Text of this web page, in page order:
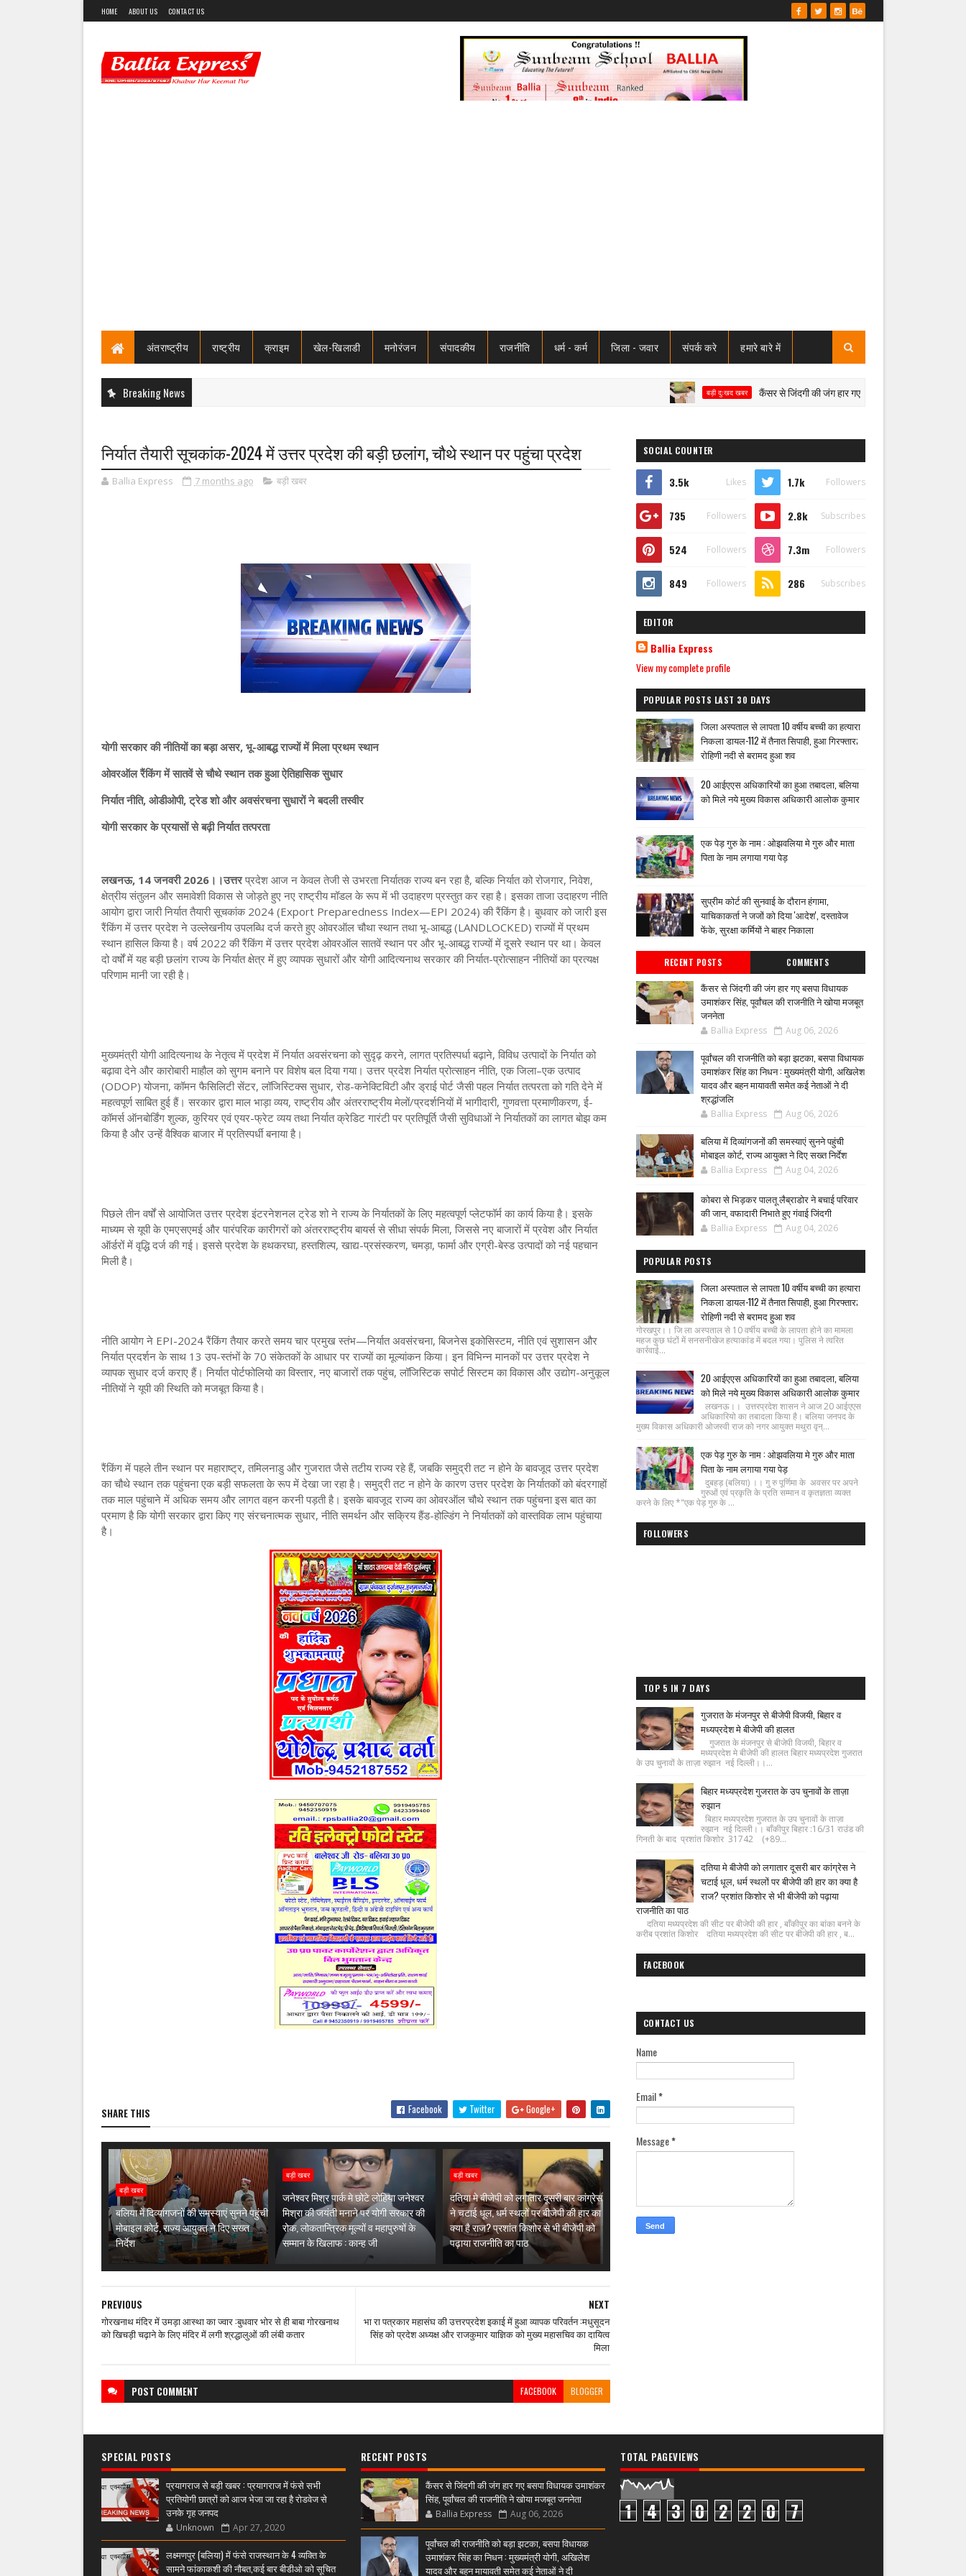
HOME ABOUT US CONTACT US
अंतराष्ट्रीय राष्ट्रीय क्राइम खेल-खिलाडी मनोरंजन संपादकीय राजनीति धर्म - कर्म जिला - जवार संपर्क करे हमारे बारे में
Breaking News बड़ी दुःखद खबर कैंसर से जिंदगी की जंग हार गए बसपा विधायक उमाशंकर सिंह, पूर्वांचल
निर्यात तैयारी सूचकांक-2024 में उत्तर प्रदेश की बड़ी छलांग, चौथे स्थान पर पहुंचा प्रदेश
Ballia Express 7 months ago बड़ी खबर
योगी सरकार की नीतियों का बड़ा असर, भू-आबद्ध राज्यों में मिला प्रथम स्थान
ओवरऑल रैंकिंग में सातवें से चौथे स्थान तक हुआ ऐतिहासिक सुधार
निर्यात नीति, ओडीओपी, ट्रेड शो और अवसंरचना सुधारों ने बदली तस्वीर
योगी सरकार के प्रयासों से बढ़ी निर्यात तत्परता
लखनऊ, 14 जनवरी 2026।।उत्तरप्रदेश आज न केवल तेजी से उभरता निर्यातक राज्य बन रहा है, बल्कि निर्यात को रोजगार, निवेश,
क्षेत्रीय संतुलन और समावेशी विकास से जोड़ते हुए नए राष्ट्रीय मॉडल के रूप में भी उदाहरण प्रस्तुत कर रहा है। इसका ताजा उदाहरण नीति
आयोग द्वारा जारी निर्यात तैयारी सूचकांक 2024 (Export Preparedness Index—EPI 2024) की रैंकिंग है। बुधवार को जारी इस
रैंकिंग में उत्तर प्रदेश ने उल्लेखनीय उपलब्धि दर्ज करते हुए ओवरऑल चौथा स्थान तथा भू-आबद्ध (LANDLOCKED) राज्यों में प्रथम
स्थान हासिल किया है। वर्ष 2022 की रैंकिंग में उत्तर प्रदेश ओवरऑल सातवें स्थान पर और भू-आबद्ध राज्यों में दूसरे स्थान पर था। केवल
दो वर्षों में यह बड़ी छलांग राज्य के निर्यात क्षेत्र में हुए व्यापक सुधारों और योगी आदित्यनाथ सरकार की निर्यात-प्रोत्साहन नीतियों का प्रत्यक्ष
परिणाम मानी जा रही है।
मुख्यमंत्री योगी आदित्यनाथ के नेतृत्व में प्रदेश में निर्यात अवसंरचना को सुदृढ़ करने, लागत प्रतिस्पर्धा बढ़ाने, विविध उत्पादों के निर्यात को
बढ़ावा देने और कारोबारी माहौल को सुगम बनाने पर विशेष बल दिया गया। उत्तर प्रदेश निर्यात प्रोत्साहन नीति, एक जिला–एक उत्पाद
(ODOP) योजना, कॉमन फैसिलिटी सेंटर, लॉजिस्टिक्स सुधार, रोड-कनेक्टिविटी और ड्राई पोर्ट जैसी पहल निर्यात तत्परता को गति देने में
महत्वपूर्ण साबित हुई हैं। सरकार द्वारा माल भाड़ा व्यय, राष्ट्रीय और अंतरराष्ट्रीय मेलों/प्रदर्शनियों में भागीदारी, गुणवत्ता प्रमाणीकरण, ई-
कॉमर्स ऑनबोर्डिंग शुल्क, कुरियर एवं एयर-फ्रेट व्यय तथा निर्यात क्रेडिट गारंटी पर प्रतिपूर्ति जैसी सुविधाओं ने निर्यातकों का लागत बोझ कम
किया है और उन्हें वैश्विक बाजार में प्रतिस्पर्धी बनाया है।
पिछले तीन वर्षों से आयोजित उत्तर प्रदेश इंटरनेशनल ट्रेड शो ने राज्य के निर्यातकों के लिए महत्वपूर्ण प्लेटफॉर्म का कार्य किया है। इसके
माध्यम से यूपी के एमएसएमई और पारंपरिक कारीगरों को अंतरराष्ट्रीय बायर्स से सीधा संपर्क मिला, जिससे नए बाजारों में प्रवेश और निर्यात
ऑर्डरों में वृद्धि दर्ज की गई। इससे प्रदेश के हथकरघा, हस्तशिल्प, खाद्य-प्रसंस्करण, चमड़ा, फार्मा और एग्री-बेस्ड उत्पादों को नई पहचान
मिली है।
नीति आयोग ने EPI-2024 रैंकिंग तैयार करते समय चार प्रमुख स्तंभ—निर्यात अवसंरचना, बिजनेस इकोसिस्टम, नीति एवं सुशासन और
निर्यात प्रदर्शन के साथ 13 उप-स्तंभों के 70 संकेतकों के आधार पर राज्यों का मूल्यांकन किया। इन विभिन्न मानकों पर उत्तर प्रदेश ने
व्यापक सुधार दर्ज कराए हैं। निर्यात पोर्टफोलियो का विस्तार, नए बाजारों तक पहुंच, लॉजिस्टिक सपोर्ट सिस्टम का विकास और उद्योग-अनुकूल
नीतियों ने यूपी की स्थिति को मजबूत किया है।
रैंकिंग में पहले तीन स्थान पर महाराष्ट्र, तमिलनाडु और गुजरात जैसे तटीय राज्य रहे हैं, जबकि समुद्री तट न होने के बावजूद उत्तर प्रदेश
का चौथे स्थान तक पहुंचना एक बड़ी सफलता के रूप में देखा जा रहा है। समुद्री तट न होने के कारण उत्तर प्रदेश के निर्यातकों को बंदरगाहों
तक माल पहुंचाने में अधिक समय और लागत वहन करनी पड़ती है। इसके बावजूद राज्य का ओवरऑल चौथे स्थान तक पहुंचना इस बात का
प्रमाण है कि योगी सरकार द्वारा किए गए संरचनात्मक सुधार, नीति समर्थन और सक्रिय हैंड-होल्डिंग ने निर्यातकों को वास्तविक लाभ पहुंचाया
है।
SHARE THIS Facebook Twitter Google+
बड़ी खबर
बलिया में दिव्यांगजनों की समस्याएं सुनने पहुंची
मोबाइल कोर्ट, राज्य आयुक्त ने दिए सख्त
निर्देश
बड़ी खबर
जनेश्वर मिश्र पार्क मे छोटे लोहिया जनेश्वर
मिश्रा की जयंती मनाने पर योगी सरकार की
रोक, लोकतान्त्रिक मूल्यों व महापुरुषों के
सम्मान के खिलाफ : कान्ह जी
बड़ी खबर
दतिया मे बीजेपी को लगातार दूसरी बार कांग्रेस
ने चटाई धूल, धर्म स्थलों पर बीजेपी की हार का
क्या है राज? प्रशांत किशोर से भी बीजेपी को
पढ़ाया राजनीति का पाठ
NEXT
भा रा पत्रकार महासंघ की उत्तरप्रदेश इकाई में हुआ व्यापक परिवर्तन :मधुसूदन
सिंह को प्रदेश अध्यक्ष और राजकुमार याज्ञिक को मुख्य महासचिव का दायित्व
मिला
PREVIOUS
गोरखनाथ मंदिर में उमड़ा आस्था का ज्वार :बुधवार भोर से ही बाबा गोरखनाथ
को खिचड़ी चढ़ाने के लिए मंदिर में लगी श्रद्धालुओं की लंबी कतार
POST COMMENT FACEBOOK BLOGGER
SOCIAL COUNTER
3.5k Likes 1.7k Followers
735 Followers 2.8k Subscribes
524 Followers 7.3m Followers
849 Followers 286 Subscribes
EDITOR
Ballia Express
View my complete profile
POPULAR POSTS LAST 30 DAYS
जिला अस्पताल से लापता 10 वर्षीय बच्ची का हत्यारा
निकला डायल-112 में तैनात सिपाही, हुआ गिरफ्तार;
रोहिणी नदी से बरामद हुआ शव
20 आईएएस अधिकारियों का हुआ तबादला, बलिया
को मिले नये मुख्य विकास अधिकारी आलोक कुमार
एक पेड़ गुरु के नाम : ओझवलिया मे गुरु और माता
पिता के नाम लगाया गया पेड़
सुप्रीम कोर्ट की सुनवाई के दौरान हंगामा,
याचिकाकर्ता ने जजों को दिया 'आदेश', दस्तावेज
फेंके, सुरक्षा कर्मियों ने बाहर निकाला
RECENT POSTS COMMENTS
कैंसर से जिंदगी की जंग हार गए बसपा विधायक
उमाशंकर सिंह, पूर्वांचल की राजनीति ने खोया मजबूत
जननेता
Ballia Express Aug 06, 2026
पूर्वांचल की राजनीति को बड़ा झटका, बसपा विधायक
उमाशंकर सिंह का निधन : मुख्यमंत्री योगी, अखिलेश
यादव और बहन मायावती समेत कई नेताओं ने दी
श्रद्धांजलि
Ballia Express Aug 06, 2026
बलिया में दिव्यांगजनों की समस्याएं सुनने पहुंची
मोबाइल कोर्ट, राज्य आयुक्त ने दिए सख्त निर्देश
Ballia Express Aug 04, 2026
कोबरा से भिड़कर पालतू लैब्राडोर ने बचाई परिवार
की जान, वफादारी निभाते हुए गंवाई जिंदगी
Ballia Express Aug 04, 2026
POPULAR POSTS
जिला अस्पताल से लापता 10 वर्षीय बच्ची का हत्यारा
निकला डायल-112 में तैनात सिपाही, हुआ गिरफ्तार;
रोहिणी नदी से बरामद हुआ शव
गोरखपुर।। जि ला अस्पताल से 10 वर्षीय बच्ची के लापता होने का मामला
महज कुछ घंटों में सनसनीखेज हत्याकांड में बदल गया। पुलिस ने त्वरित
कार्रवाई...
20 आईएएस अधिकारियों का हुआ तबादला, बलिया
को मिले नये मुख्य विकास अधिकारी आलोक कुमार
लखनऊ।। उत्तरप्रदेश शासन ने आज 20 आईएएस
अधिकारियो का तबादला किया है। बलिया जनपद के
मुख्य विकास अधिकारी ओजस्वी राज को नगर आयुक्त मथुरा वृन्...
एक पेड़ गुरु के नाम : ओझवलिया मे गुरु और माता
पिता के नाम लगाया गया पेड़
दुबहड़ (बलिया) ।। गु रु पूर्णिमा के अवसर पर अपने
गुरुओं एवं प्रकृति के प्रति सम्मान व कृतज्ञता व्यक्त
करने के लिए *"एक पेड़ गुरु के ...
FOLLOWERS
TOP 5 IN 7 DAYS
गुजरात के मंजनपुर से बीजेपी विजयी, बिहार व
मध्यप्रदेश मे बीजेपी की हालत
गुजरात के मंजनपुर से बीजेपी विजयी, बिहार व
मध्यप्रदेश मे बीजेपी की हालत बिहार मध्यप्रदेश गुजरात
के उप चुनावों के ताज़ा रुझान नई दिल्ली।।...
बिहार मध्यप्रदेश गुजरात के उप चुनावों के ताज़ा
रुझान
बिहार मध्यप्रदेश गुजरात के उप चुनावों के ताज़ा
रुझान नई दिल्ली।। बाँकीपुर बिहार :16/31 राउंड की
गिनती के बाद प्रशांत किशोर 31742 (+89...
दतिया मे बीजेपी को लगातार दूसरी बार कांग्रेस ने
चटाई धूल, धर्म स्थलों पर बीजेपी की हार का क्या है
राज? प्रशांत किशोर से भी बीजेपी को पढ़ाया
राजनीति का पाठ
दतिया मध्यप्रदेश की सीट पर बीजेपी की हार , बाँकीपुर का बांका बनने के
करीब प्रशांत किशोर दतिया मध्यप्रदेश की सीट पर बीजेपी की हार , ब...
FACEBOOK
CONTACT US
Name
Email*
Message*
SPECIAL POSTS
प्रयागराज से बड़ी खबर : प्रयागराज में फंसे सभी
प्रतियोगी छात्रों को आज भेजा जा रहा है रोडवेज से
उनके गृह जनपद
Unknown Apr 27, 2020
लक्ष्मणपुर (बलिया) में फंसे राजस्थान के 4 व्यक्ति के
सामने फांकाकशी की नौबत,कई बार बीडीओ को सूचित
RECENT POSTS
कैंसर से जिंदगी की जंग हार गए बसपा विधायक उमाशंकर
सिंह, पूर्वांचल की राजनीति ने खोया मजबूत जननेता
Ballia Express Aug 06, 2026
पूर्वांचल की राजनीति को बड़ा झटका, बसपा विधायक
उमाशंकर सिंह का निधन : मुख्यमंत्री योगी, अखिलेश
यादव और बहन मायावती समेत कई नेताओं ने दी
TOTAL PAGEVIEWS
1 4 3 0 2 2 0 7